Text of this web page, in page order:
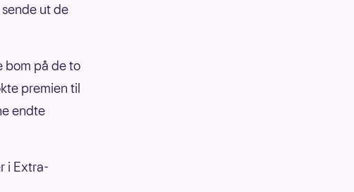
ut de
bom på de to
premien til
endte
i Extra-